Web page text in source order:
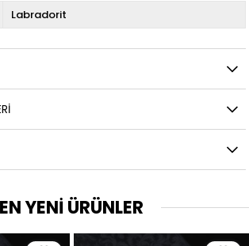
Labradorit
EN YENİ ÜRÜNLER